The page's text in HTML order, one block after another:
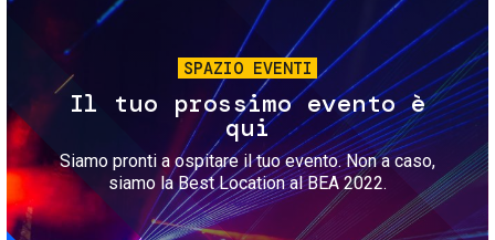
SPAZIO EVENTI
Il tuo prossimo evento è
qui
Siamo pronti a ospitare il tuo evento. Non a caso,
siamo la Best Location al BEA 2022.